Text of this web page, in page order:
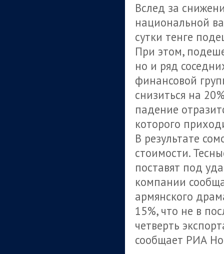
Вслед за
национальной
сутки тенге
При этом,
но и ряд
финансовой
снизиться на
падение
которого
В результате
стоимости.
поставят под
компании
армянского
15%, что не в
четверть
сообщает РИА